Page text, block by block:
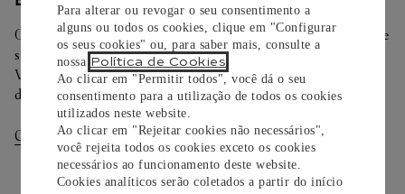
Para alterar ou revogar o seu consentimento a
alguns ou todos os cookies, clique em "Configurar
os seus cookies" ou, para saber mais, consulte a
nossa Política de Cookies
Ao clicar em "Permitir todos", você dá o seu
consentimento para a utilização de todos os cookies
utilizados neste website.
Ao clicar em "Rejeitar cookies não necessários",
você rejeita todos os cookies exceto os cookies
necessários ao funcionamento deste website.
Cookies analíticos serão coletados a partir do início
Oferecemos diferentes opções de entrega. Selecione o envio de
sua preferência na finalização de seu pedido.
Você pode trocar ou devolver sua criação Cartier em até 30
dias.
Consultar Entregas Consultar Devoluções